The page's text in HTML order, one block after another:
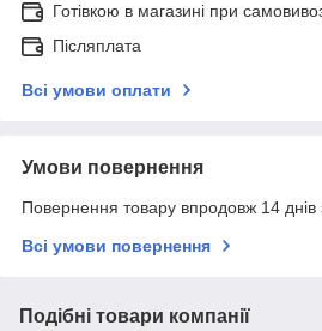
Готівкою в магазині при
Післяплата
Всі умови оплати
Умови повернення
Повернення товару впродовж 14 днів
Всі умови повернення
Подібні товари компанії